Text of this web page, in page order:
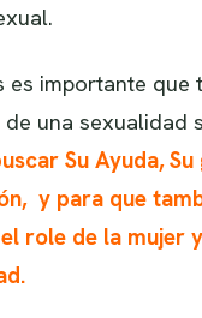
es importante que
una sexualidad
Su Ayuda, Su
y para que
role de la mujer